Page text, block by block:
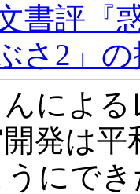
書評『
さ2」
によ
発は
にで